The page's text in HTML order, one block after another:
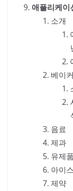
애플리케이
소개
베이
음료
제과
유제품
아이
제약